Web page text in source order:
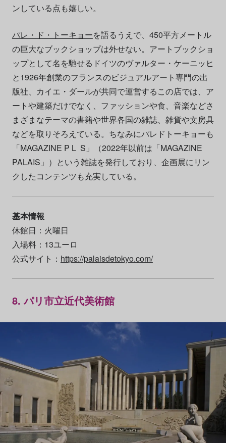
ンしている点も嬉しい。
パレ・ド・トーキョーを語るうえで、450平方メートル
の巨大なブックショップは外せない。アートブックショ
ップとして名を馳せるドイツのヴァルター・ケーニッヒ
と1926年創業のフランスのビジュアルアート専門の出
版社、カイエ・ダールが共同で運営するこの店では、ア
ートや建築だけでなく、ファッションや食、音楽などさ
まざまなテーマの書籍や世界各国の雑誌、雑貨や文房具
などを取りそろえている。ちなみにパレドトーキョーも
「MAGAZINE P L S」（2022年以前は「MAGAZINE
PALAIS」）という雑誌を発行しており、企画展にリン
クしたコンテンツも充実している。
基本情報
休館日：火曜日
入場料：13ユーロ
公式サイト： https://palaisdetokyo.com/
8. パリ市立近代美術館